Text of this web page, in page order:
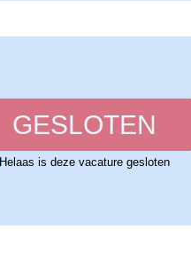
GESLOTEN
Helaas is deze vacature gesloten